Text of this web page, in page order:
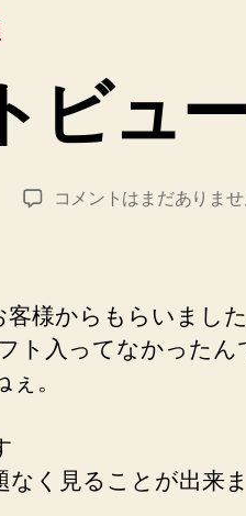
ビュ
パ
ン
ト
ー
コメントはまだありま
様からもらいました
ト入ってなかったん
。
なく見ることが出来